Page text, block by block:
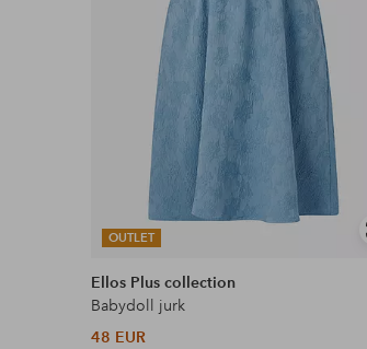
OUTLET
Ellos Plus collection
Babydoll jurk
48 EUR